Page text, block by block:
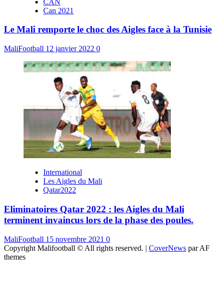
Can 2021
Le Mali remporte le choc des Aigles face à la Tunisie
MaliFootball 12 janvier 2022 0
International
Les Aigles du Mali
Qatar2022
Eliminatoires Qatar 2022 : les Aigles du Mali
terminent invaincus lors de la phase des poules.
MaliFootball 15 novembre 2021 0
Copyright Malifootball © All rights reserved. | CoverNews par AF
themes